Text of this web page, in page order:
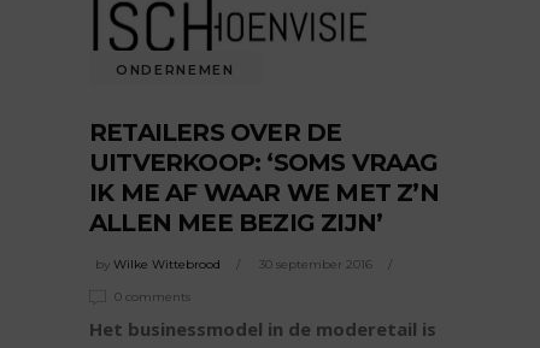
ONDERNEMEN
RETAILERS OVER DE
UITVERKOOP: ‘SOMS VRAAG
IK ME AF WAAR WE MET Z’N
ALLEN MEE BEZIG ZIJN’
by Wilke Wittebrood 30 september 2016
0 comments
Het businessmodel in de moderetail is